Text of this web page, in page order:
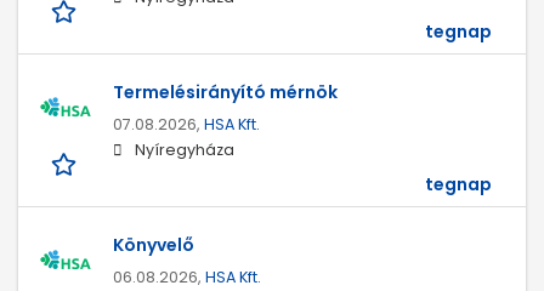
tegnap
Termelésirányító mérnök
07.08.2026, HSA Kft.
Nyíregyháza
tegnap
Könyvelő
06.08.2026, HSA Kft.